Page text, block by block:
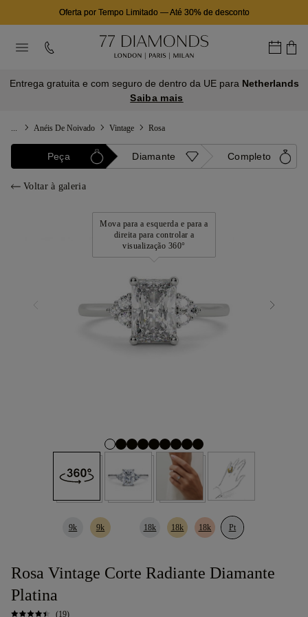
Oferta por Tempo Limitado—Até 30% de desconto
Entrega gratuita e com seguro de dentro da UE para Netherlands
Saiba mais
Anéis De Noivado Vintage Rosa
Peça Diamante Completo
Voltar à galeria
Mova para a esquerda e para a
direita para controlar a
visualização 360°
9k 9k 18k 18k 18k Pt
Rosa Vintage Corte Radiante Diamante
Platina
(19)